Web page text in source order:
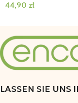
44,90 zł
LASSEN SIE UNS